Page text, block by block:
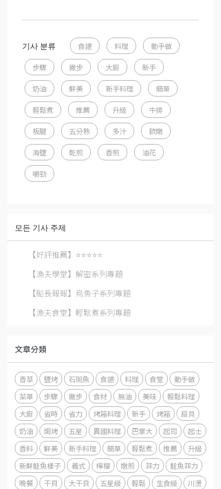
기사 분류 食譜 料理 動手做
步驟 撇步 大廚 新手
奶油 鮮美 新手料理 簡單
輕鬆煮 推薦 升級 牛排
板腱 五分熟 多汁 軟嫩
海鹽 乾煎 香煎 油花
嚼勁
모든 기사 주제
【好評推薦】⭐️⭐️⭐️⭐️⭐️
【漁夫學堂】解密系列專題
【船長報報】烏魚子系列專題
【漁夫食堂】輕鬆煮系列專題
文章分類
香草 鹽烤 石斑魚 食譜 料理 食堂
動手做
菜單
步驟 撇步 食材 無油 美味
輕鬆料理
大廚
省時 省力 烤箱料理 新手 烤箱
扇貝
奶油
焗烤 五星 異國料理 巴掌大 起司
起士
香料
鮮美 新手料理 簡單 輕鬆煮 推薦
升級
新鮮鮭魚樣子
義式 檸檬 嫩煎 菲力
鮭魚菲力
晚餐
干貝 大干貝 五星級 輕鬆 生食級
川燙